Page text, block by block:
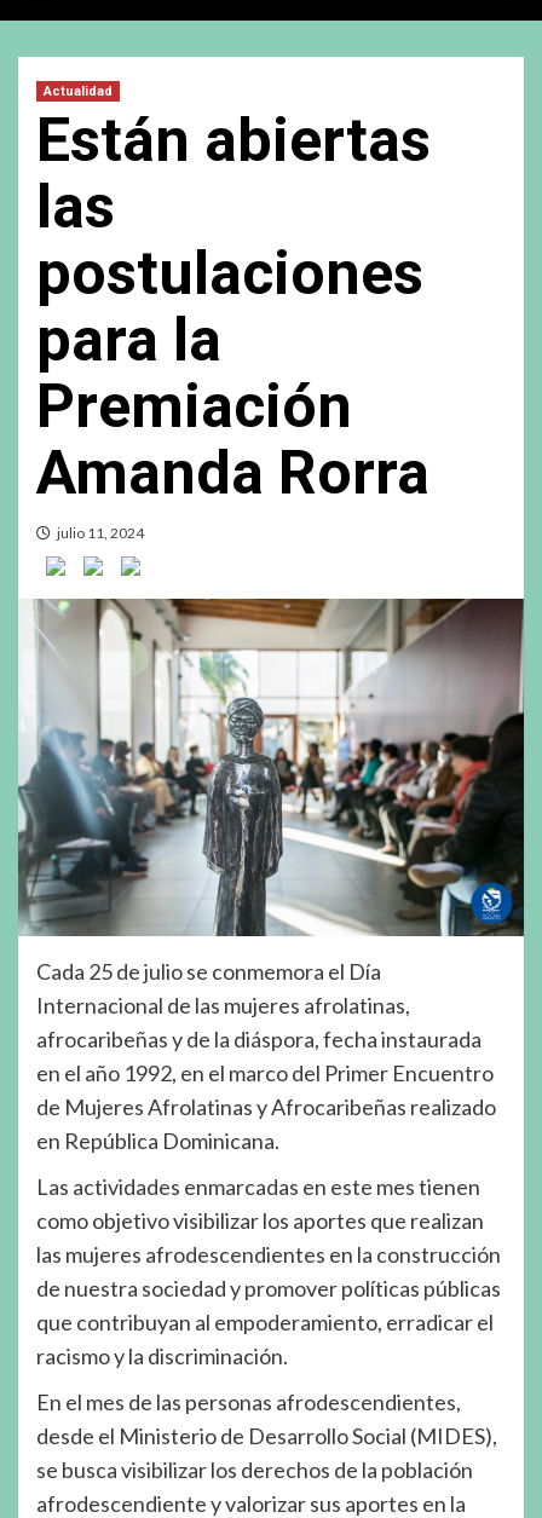
Actualidad
Están abiertas
las
postulaciones
para la
Premiación
Amanda Rorra
julio 11, 2024
Cada 25 de julio se conmemora el Día
Internacional de las mujeres afrolatinas,
afrocaribeñas y de la diáspora, fecha instaurada
en el año 1992, en el marco del Primer Encuentro
de Mujeres Afrolatinas y Afrocaribeñas realizado
en República Dominicana.
Las actividades enmarcadas en este mes tienen
como objetivo visibilizar los aportes que realizan
las mujeres afrodescendientes en la construcción
de nuestra sociedad y promover políticas públicas
que contribuyan al empoderamiento, erradicar el
racismo y la discriminación.
En el mes de las personas afrodescendientes,
desde el Ministerio de Desarrollo Social (MIDES),
se busca visibilizar los derechos de la población
afrodescendiente y valorizar sus aportes en la